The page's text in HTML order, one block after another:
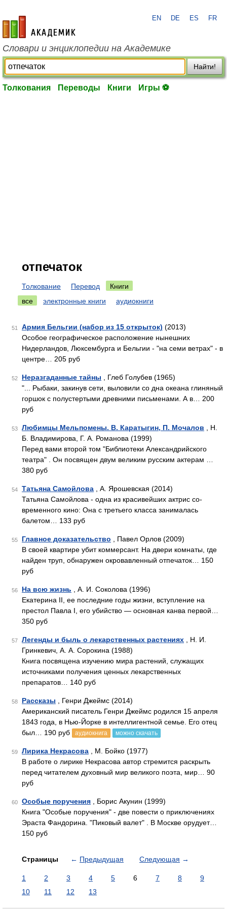
academic.ru
EN DE ES FR
Словари и энциклопедии на Академике
Найти!
Толкования Переводы Книги Игры ⚽
отпечаток
Толкование Перевод
Книги
все
электронные книги аудиокниги
51 Армия Бельгии (набор из 15 открыток) (2013)
Особое географическое расположение нынешних
Нидерландов, Люксембурга и Бельгии - "на семи ветрах" - в
центре… 205 руб
52 Неразгаданные тайны , Глеб Голубев (1965)
"... Рыбаки, закинув сети, выловили со дна океана глиняный
горшок с полустертыми древними письменами. А в… 200
руб
53 Любимцы Мельпомены. В. Каратыгин, П. Мочалов , Н.
Б. Владимирова, Г. А. Романова (1999)
Перед вами второй том "Библиотеки Александрийского
театра" . Он посвящен двум великим русским актерам …
380 руб
54 Татьяна Самойлова , А. Ярошевская (2014)
Татьяна Самойлова - одна из красивейших актрис со­
временного кино: Она с третьего класса занималась
балетом… 133 руб
55 Главное доказательство , Павел Орлов (2009)
В своей квартире убит коммерсант. На двери комнаты, где
найден труп, обнаружен окровавленный отпечаток… 150
руб
56 На всю жизнь , А. И. Соколова (1996)
Екатерина II, ее последние годы жизни, вступление на
престол Павла I, его убийство — основная канва первой…
350 руб
57 Легенды и быль о лекарственных растениях , Н. И.
Гринкевич, А. А. Сорокина (1988)
Книга посвящена изучению мира растений, служащих
источниками получения ценных лекарственных
препаратов… 140 руб
58 Рассказы , Генри Джеймс (2014)
Американский писатель Генри Джеймс родился 15 апреля
1843 года, в Нью-Йорке в интеллигентной семье. Его отец
был… 190 руб
аудиокнига можно скачать
59 Лирика Некрасова , М. Бойко (1977)
В работе о лирике Некрасова автор стремится раскрыть
перед читателем духовный мир великого поэта, мир… 90
руб
60 Особые поручения , Борис Акунин (1999)
Книга "Особые поручения" - две повести о приключениях
Эраста Фандорина. "Пиковый валет" . В Москве орудует…
150 руб
Страницы ← Предыдущая Следующая →
1 2 3 4 5 6 7 8
9
10
11 12 13